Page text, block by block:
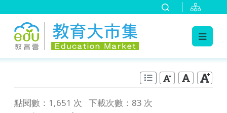
點閱數：1,651 次 下載次數：83 次